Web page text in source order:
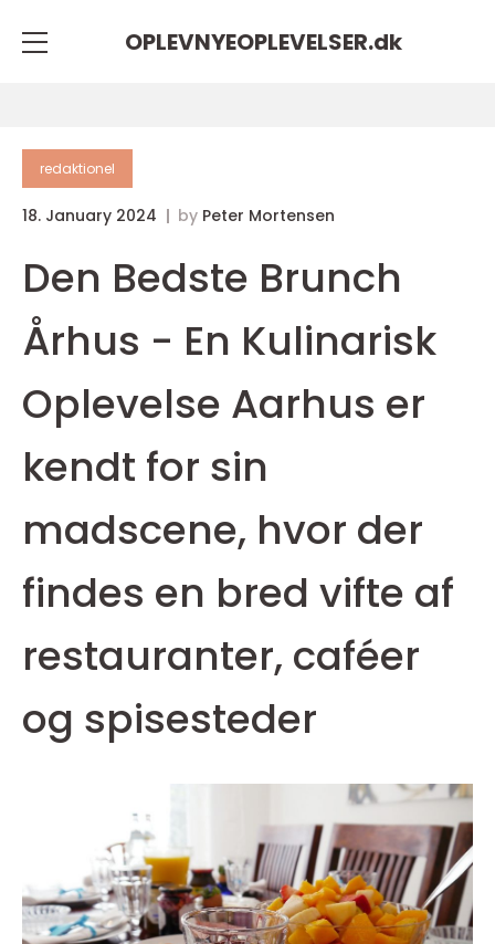
OPLEVNYEOPLEVELSER.dk
redaktionel
18. January 2024 by Peter Mortensen
Den Bedste Brunch
Århus - En Kulinarisk
Oplevelse Aarhus er
kendt for sin
madscene, hvor der
findes en bred vifte af
restauranter, caféer
og spisesteder